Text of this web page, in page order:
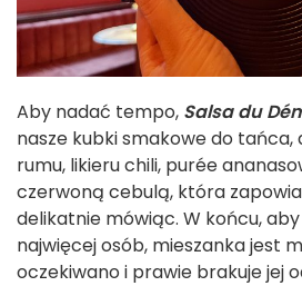
Aby nadać tempo, Salsa du
nasze kubki smakowe do tańca,
rumu, likieru chili, purée
czerwoną cebulą, która
delikatnie mówiąc. W końcu,
najwięcej osób, mieszanka jest
oczekiwano i prawie brakuje jej